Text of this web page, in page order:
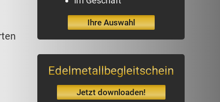
Ihre Auswahl
Edelmetallbegleitschein
Jetzt downloaden!